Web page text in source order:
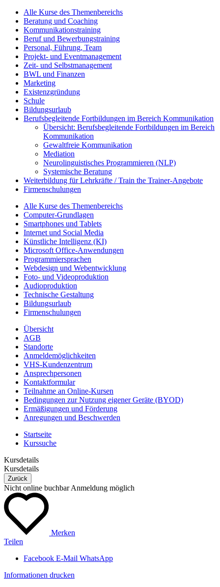
Alle Kurse des Themenbereichs
Beratung und Coaching
Kommunikationstraining
Beruf und Bewerbungstraining
Personal, Führung, Team
Projekt- und Eventmanagement
Zeit- und Selbstmanagement
BWL und Finanzen
Marketing
Existenzgründung
Schule
Bildungsurlaub
Berufsbegleitende Fortbildungen im Bereich Kommunikation
Übersicht: Berufsbegleitende Fortbildungen im Bereich
Kommunikation
Gewaltfreie Kommunikation
Mediation
Neurolinguistisches Programmieren (NLP)
Systemische Beratung
Weiterbildung für Lehrkräfte / Train the Trainer-Angebote
Firmenschulungen
Alle Kurse des Themenbereichs
Computer-Grundlagen
Smartphones und Tablets
Internet und Social Media
Künstliche Intelligenz (KI)
Microsoft Office-Anwendungen
Programmiersprachen
Webdesign und Webentwicklung
Foto- und Videoproduktion
Audioproduktion
Technische Gestaltung
Bildungsurlaub
Firmenschulungen
Übersicht
AGB
Standorte
Anmeldemöglichkeiten
VHS-Kundenzentrum
Ansprechpersonen
Kontaktformular
Teilnahme an Online-Kursen
Bedingungen zur Nutzung eigener Geräte (BYOD)
Ermäßigungen und Förderung
Anregungen und Beschwerden
Startseite
Kurssuche
Kursdetails
Kursdetails
Zurück
Nicht online buchbar Anmeldung möglich
Merken
Teilen
Facebook E-Mail WhatsApp
Informationen drucken